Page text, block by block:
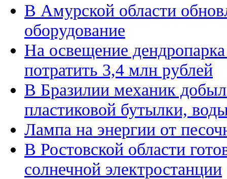
В Амурской области
оборудование
На освещение
потратить 3,4 млн рублей
В Бразилии механик добыл
пластиковой бутылки,
Лампа на энергии от
В Ростовской области
солнечной электростанции